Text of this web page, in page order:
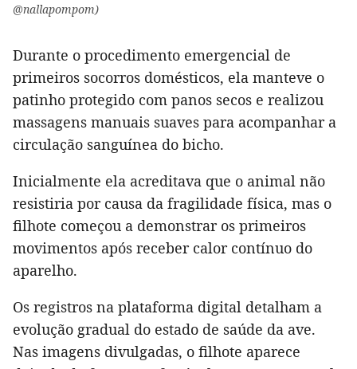
@nallapompom)
Durante o procedimento emergencial de
primeiros socorros domésticos, ela manteve o
patinho protegido com panos secos e realizou
massagens manuais suaves para acompanhar a
circulação sanguínea do bicho.
Inicialmente ela acreditava que o animal não
resistiria por causa da fragilidade física, mas o
filhote começou a demonstrar os primeiros
movimentos após receber calor contínuo do
aparelho.
Os registros na plataforma digital detalham a
evolução gradual do estado de saúde da ave.
Nas imagens divulgadas, o filhote aparece